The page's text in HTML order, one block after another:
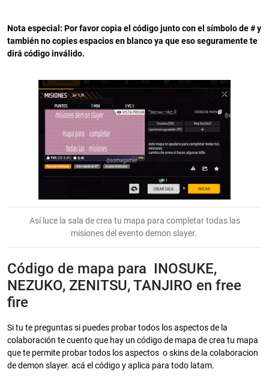
Nota especial: Por favor copia el código junto con el símbolo de # y
también no copies espacios en blanco ya que eso seguramente te
dirá código inválido.
Así luce la sala de crea tu mapa para completar todas las
misiones del evento demon slayer.
Código de mapa para INOSUKE,
NEZUKO, ZENITSU, TANJIRO en free
fire
Si tu te preguntas si puedes probar todos los aspectos de la
colaboración te cuento que hay un código de mapa de crea tu mapa
que te permite probar todos los aspectos o skins de la colaboracion
de demon slayer. acá el código y aplica para todo latam.